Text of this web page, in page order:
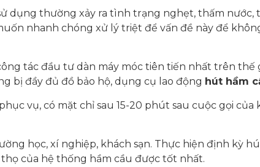
dụng thường xảy ra tình trạng nghẹt, thấm
nhanh chóng xử lý triệt để vấn đề này để
tác đầu tư dàn máy móc tiên tiến nhất trên thế
bị đầy đủ đồ bảo hộ, dụng cụ lao động hút hầm
vụ, có mặt chỉ sau 15-20 phút sau cuộc gọi
học, xí nghiệp, khách sạn. Thực hiện định kỳ
của hệ thống hầm cầu được tốt nhất.